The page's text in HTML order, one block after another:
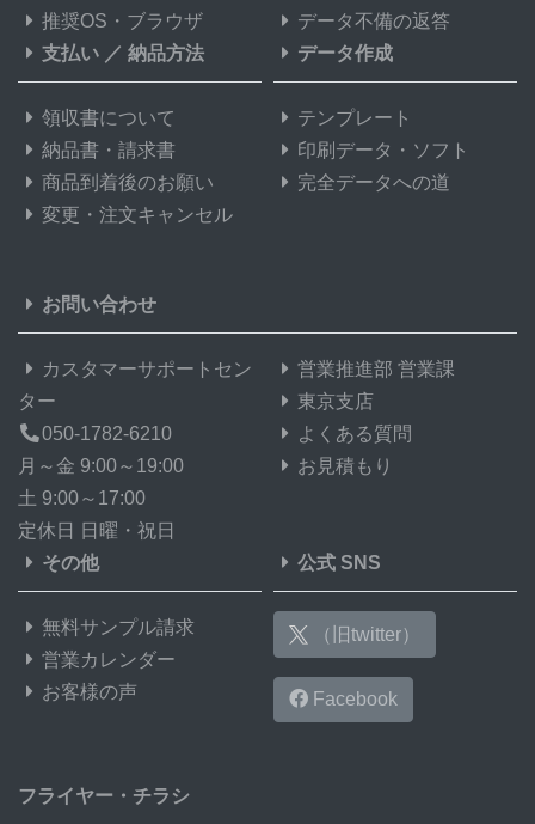
推奨OS・ブラウザ
データ不備の返答
支払い ／ 納品方法
領収書について
納品書・請求書
商品到着後のお願い
変更・注文キャンセル
データ作成
テンプレート
印刷データ・ソフト
完全データへの道
お問い合わせ
カスタマーサポートセン
ター
050-1782-6210
月～金 9:00～19:00
土 9:00～17:00
定休日 日曜・祝日
営業推進部 営業課
東京支店
よくある質問
お見積もり
その他
無料サンプル請求
営業カレンダー
お客様の声
公式 SNS
（旧twitter）
Facebook
フライヤー・チラシ